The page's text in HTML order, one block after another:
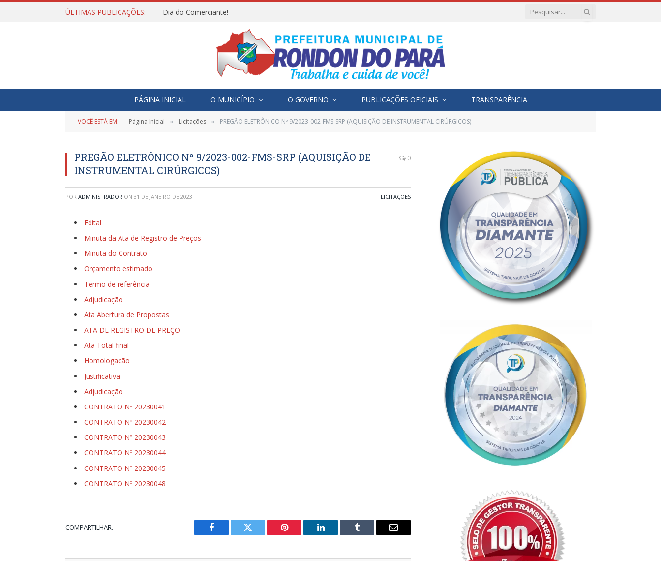
ÚLTIMAS PUBLICAÇÕES: Dia do Comerciante!
PÁGINA INICIAL O MUNICÍPIO O GOVERNO PUBLICAÇÕES OFICIAIS TRANSPARÊNCIA
VOCÊ ESTÁ EM: Página Inicial » Licitações » PREGÃO ELETRÔNICO Nº 9/2023-002-FMS-SRP (AQUISIÇÃO DE INSTRUMENTAL CIRÚRGICOS)
PREGÃO ELETRÔNICO Nº 9/2023-002-FMS-SRP (AQUISIÇÃO DE
INSTRUMENTAL CIRÚRGICOS)
0
POR ADMINISTRADOR ON 31 DE JANEIRO DE 2023 LICITAÇÕES
Edital
Minuta da Ata de Registro de Preços
Minuta do Contrato
Orçamento estimado
Termo de referência
Adjudicação
Ata Abertura de Propostas
ATA DE REGISTRO DE PREÇO
Ata Total final
Homologação
Justificativa
Adjudicação
CONTRATO Nº 20230041
CONTRATO Nº 20230042
CONTRATO Nº 20230043
CONTRATO Nº 20230044
CONTRATO Nº 20230045
CONTRATO Nº 20230048
COMPARTILHAR.
Facebook Twitter Pinterest LinkedIn Tumblr
E-